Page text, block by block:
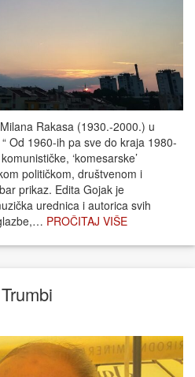
Rakasa (1930.-2000.) u
Od 1960-ih pa sve do kraja 1980-
‘komesarske’
političkom, društvenom i
prikaz. Edita Gojak je
urednica i autorica svih
PROČITAJ VIŠE